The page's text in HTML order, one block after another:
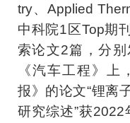
try、Applied
中科院1区Top期
索论文2篇，分
《汽车工程》
报》的论文“锂离
研究综述”获2022